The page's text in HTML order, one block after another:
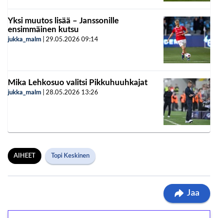
Yksi muutos lisää – Janssonille
ensimmäinen kutsu
jukka_malm 29.05.2026 09:14
Mika Lehkosuo valitsi Pikkuhuuhkajat
jukka_malm 28.05.2026 13:26
AIHEET Topi Keskinen
Jaa